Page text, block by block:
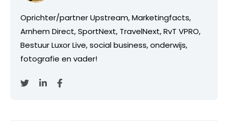
Oprichter/partner Upstream, Marketingfacts,
Arnhem Direct, SportNext, TravelNext, RvT VPRO,
Bestuur Luxor Live, social business, onderwijs,
fotografie en vader!